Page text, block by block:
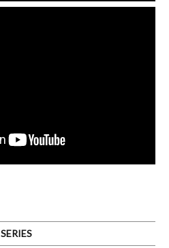
SERIES